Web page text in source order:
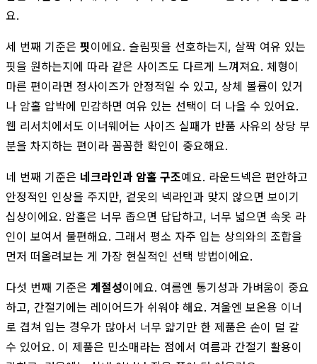
요.
세 번째 기준은 핏이에요. 슬림핏을 선호하는지, 살짝 여유 있는
핏을 원하는지에 따라 같은 사이즈도 다르게 느껴져요. 체형이
마른 편이라면 정사이즈가 안정적일 수 있고, 상체 볼륨이 있거
나 암홀 압박에 민감하면 여유 있는 선택이 더 나을 수 있어요.
웹 리서치에서도 이너웨어는 사이즈 실패가 반품 사유의 상당 부
분을 차지하는 편이라 꼼꼼한 확인이 중요해요.
네 번째 기준은 네크라인과 암홀 구조예요. 라운드넥은 편안하고
안정적인 인상을 주지만, 겉옷의 넥라인과 맞지 않으면 보이기
십상이에요. 암홀은 너무 좁으면 답답하고, 너무 넓으면 속옷 라
인이 보여서 불편해요. 그래서 평소 자주 입는 상의와의 조합을
먼저 떠올려보는 게 가장 현실적인 선택 방법이에요.
다섯 번째 기준은 계절성이에요. 여름엔 통기성과 가벼움이 중요
하고, 간절기에는 레이어드가 쉬워야 해요. 겨울엔 보온용 이너
로 겹쳐 입는 경우가 많아서 너무 얇기만 한 제품은 손이 덜 갈
수 있어요. 이 제품은 민소매라는 점에서 여름과 간절기 활용이